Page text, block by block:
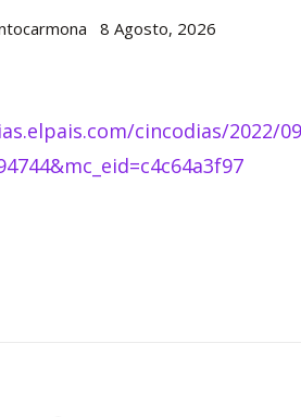
8 Agosto, 2026
cincodias/2022/